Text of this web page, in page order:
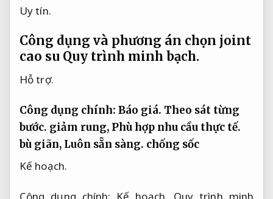
Uy tín.
Công dụng và phương án chọn joint
cao su Quy trình minh bạch.
Hỗ trợ.
Công dụng chính: Báo giá. Theo sát từng
bước. giảm rung, Phù hợp nhu cầu thực tế.
bù giãn, Luôn sẵn sàng. chống sốc
Kế hoạch.